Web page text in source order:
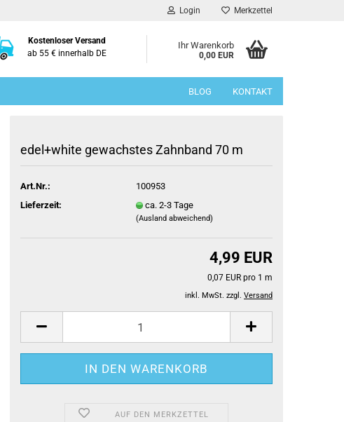
Login Merkzettel
Kostenloser Versand
ab 55 € innerhalb DE
Ihr Warenkorb
0,00 EUR
BLOG KONTAKT
edel+white gewachstes Zahnband 70 m
Art.Nr.:
100953
Lieferzeit:
ca. 2-3 Tage
(Ausland abweichend)
4,99 EUR
0,07 EUR pro 1 m
inkl. MwSt. zzgl. Versand
AUF DEN MERKZETTEL